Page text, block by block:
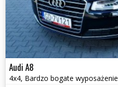
Audi A8
4x4, Bardzo bogate wyposażenie